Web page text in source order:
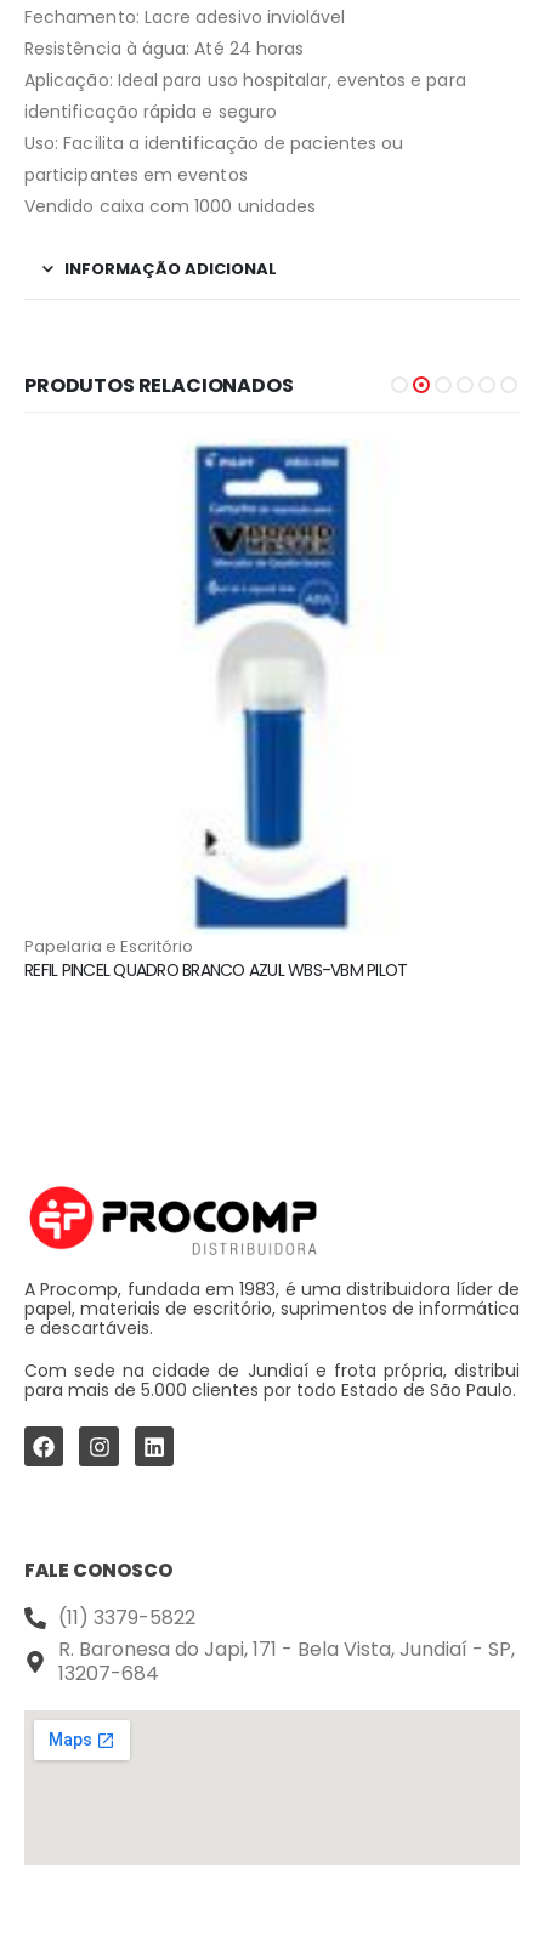
Fechamento: Lacre adesivo inviolável
Resistência à água: Até 24 horas
Aplicação: Ideal para uso hospitalar, eventos e para
identificação rápida e seguro
Uso: Facilita a identificação de pacientes ou
participantes em eventos
Vendido caixa com 1000 unidades
INFORMAÇÃO ADICIONAL
PRODUTOS RELACIONADOS
Papelaria e Escritório
REFIL PINCEL QUADRO BRANCO AZUL WBS-VBM PILOT
A Procomp, fundada em 1983, é uma distribuidora líder de
papel, materiais de escritório, suprimentos de informática
e descartáveis.
Com sede na cidade de Jundiaí e frota própria, distribui
para mais de 5.000 clientes por todo Estado de São Paulo.
FALE CONOSCO
(11) 3379-5822
R. Baronesa do Japi, 171 - Bela Vista, Jundiaí - SP,
13207-684